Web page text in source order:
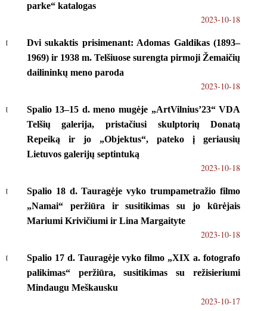
parke“ katalogas
2023-10-18
Dvi sukaktis prisimenant: Adomas Galdikas (1893–
1969) ir 1938 m. Telšiuose surengta pirmoji Žemaičių
dailininkų meno paroda
2023-10-18
Spalio 13–15 d. meno mugėje „ArtVilnius’23“ VDA
Telšių galerija, pristačiusi skulptorių Donatą
Repeiką ir jo „Objektus“, pateko į geriausių
Lietuvos galerijų septintuką
2023-10-18
Spalio 18 d. Tauragėje vyko trumpametražio filmo
„Namai“ peržiūra ir susitikimas su jo kūrėjais
Mariumi Krivičiumi ir Lina Margaityte
2023-10-18
Spalio 17 d. Tauragėje vyko filmo „XIX a. fotografo
palikimas“ peržiūra, susitikimas su režisieriumi
Mindaugu Meškausku
2023-10-17